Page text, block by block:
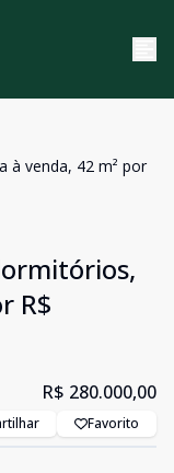
à venda, 42 m² por
R$
R$ 280.000,00
Favorito